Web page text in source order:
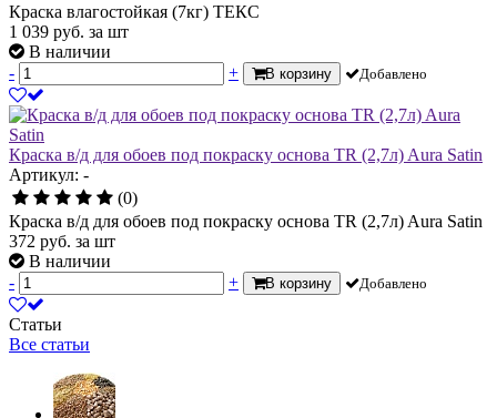
Краска влагостойкая (7кг) ТЕКС
1 039 руб. за шт
В наличии
-
+ В корзину Добавлено
Краска в/д для обоев под покраску основа TR (2,7л) Aura Satin
Артикул: -
(0)
Краска в/д для обоев под покраску основа TR (2,7л) Aura Satin
372 руб. за шт
В наличии
-
+ В корзину Добавлено
Статьи
Все статьи